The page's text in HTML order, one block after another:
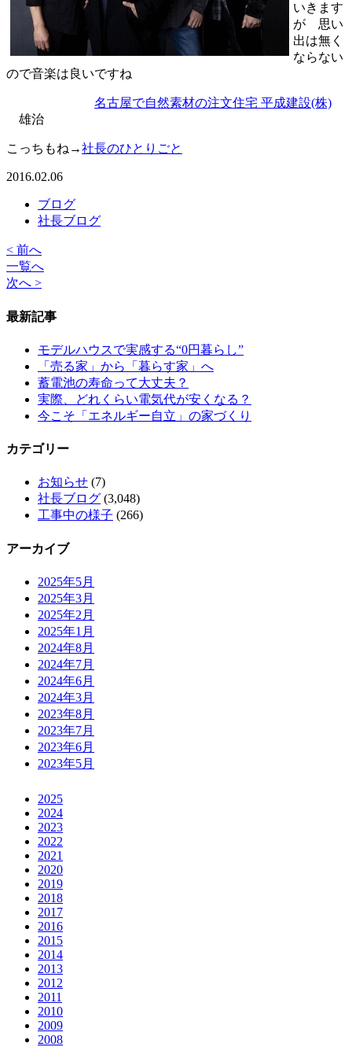
いきます
が 思い
出は無く
ならない
ので音楽は良いですね
名古屋で自然素材の注文住宅 平成建設(株)
雄治
こっちもね→社長のひとりごと
2016.02.06
ブログ
社長ブログ
< 前へ
一覧へ
次へ >
最新記事
モデルハウスで実感する“0円暮らし”
「売る家」から「暮らす家」へ
蓄電池の寿命って大丈夫？
実際、どれくらい電気代が安くなる？
今こそ「エネルギー自立」の家づくり
カテゴリー
お知らせ (7)
社長ブログ (3,048)
工事中の様子 (266)
アーカイブ
2025年5月
2025年3月
2025年2月
2025年1月
2024年8月
2024年7月
2024年6月
2024年3月
2023年8月
2023年7月
2023年6月
2023年5月
2025
2024
2023
2022
2021
2020
2019
2018
2017
2016
2015
2014
2013
2012
2011
2010
2009
2008